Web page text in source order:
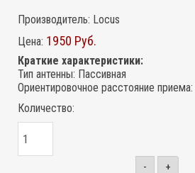
Производитель: Locus
Цена: 1950 Руб.
Краткие характеристики:
Тип антенны: Пассивная
Ориентировочное расстояние приема:
Количество:
- +